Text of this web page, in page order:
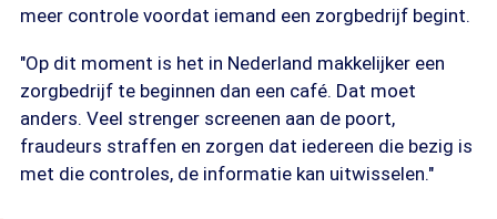
meer controle voordat iemand een zorgbedrijf begint.
"Op dit moment is het in Nederland makkelijker een
zorgbedrijf te beginnen dan een café. Dat moet
anders. Veel strenger screenen aan de poort,
fraudeurs straffen en zorgen dat iedereen die bezig is
met die controles, de informatie kan uitwisselen."